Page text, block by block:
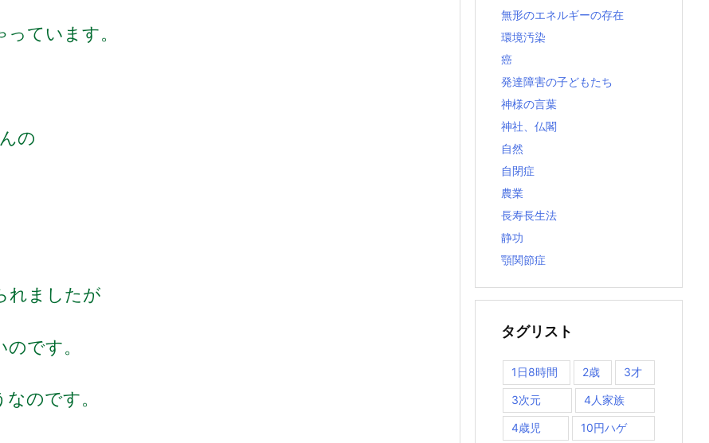
ています。
んの
れましたが
です。
のです。
無形のエネルギーの存在
環境汚染
癌
発達障害の子どもたち
神様の言葉
神社、仏閣
自然
自閉症
農業
長寿長生法
静功
顎関節症
タグリスト
1日8時間 2歳 3才
3次元 4人家族
4歳児 10円ハゲ